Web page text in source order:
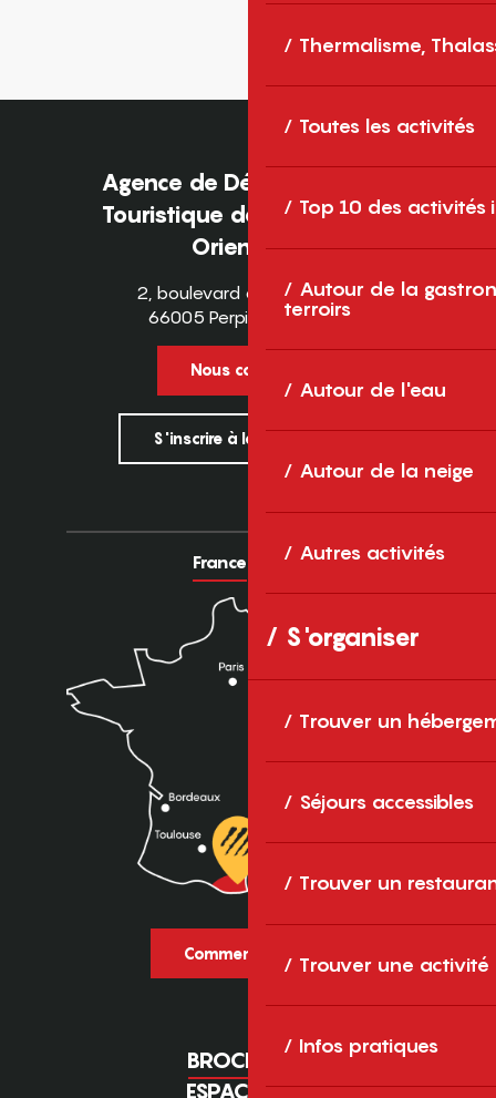
Thermalisme,
Toutes les activités
Top 10 des activités
Autour de la
terroirs
Autour de l'eau
Autour de la neige
Autres activités
S'organiser
Trouver un
Séjours accessibles
Trouver un
Trouver une activité
Infos pratiques
Agence de Développement
Touristique des Pyrénées-
Orientales
2, boulevard des Pyrénées
66005 Perpignan Cedex
Nous contacter
S'inscrire à la newsletter
France Europe
Comment venir ?
BROCHURES
ESPACE PRO